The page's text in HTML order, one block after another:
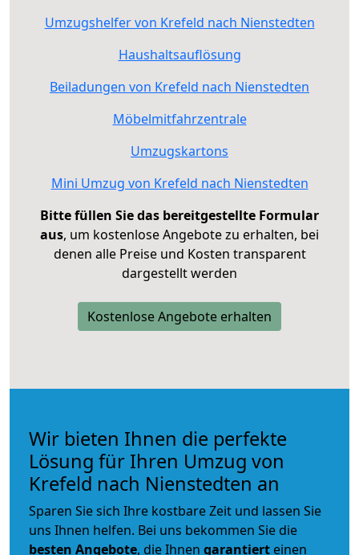
Umzugshelfer von Krefeld nach Nienstedten
Haushaltsauflösung
Beiladungen von Krefeld nach Nienstedten
Möbelmitfahrzentrale
Umzugskartons
Mini Umzug von Krefeld nach Nienstedten
Bitte füllen Sie das bereitgestellte Formular
aus, um kostenlose Angebote zu erhalten, bei
denen alle Preise und Kosten transparent
dargestellt werden
Kostenlose Angebote erhalten
Wir bieten Ihnen die perfekte
Lösung für Ihren Umzug von
Krefeld nach Nienstedten an
Sparen Sie sich Ihre kostbare Zeit und lassen Sie
uns Ihnen helfen. Bei uns bekommen Sie die
besten Angebote, die Ihnen garantiert einen